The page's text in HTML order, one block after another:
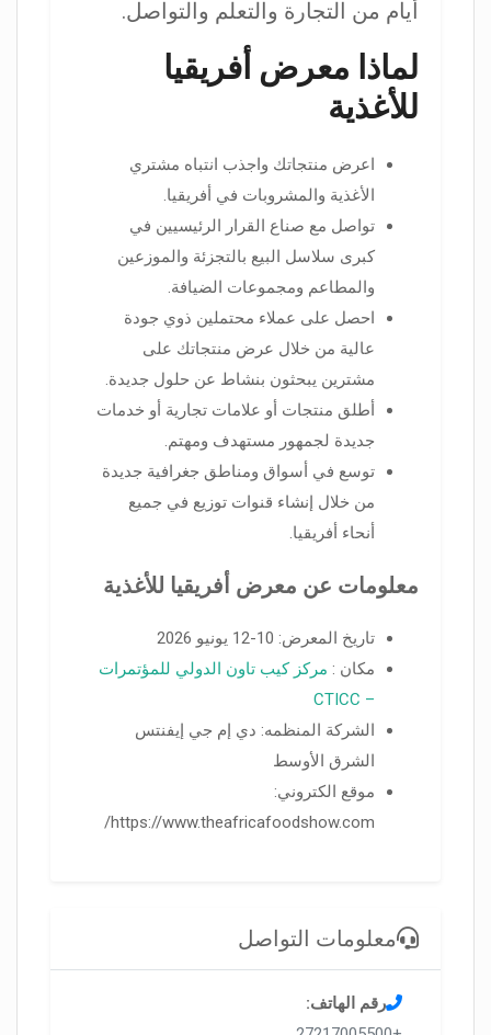
أيام من التجارة والتعلم والتواصل.
لماذا معرض أفريقيا
للأغذية
اعرض منتجاتك واجذب انتباه مشتري
الأغذية والمشروبات في أفريقيا.
تواصل مع صناع القرار الرئيسيين في
كبرى سلاسل البيع بالتجزئة والموزعين
والمطاعم ومجموعات الضيافة.
احصل على عملاء محتملين ذوي جودة
عالية من خلال عرض منتجاتك على
مشترين يبحثون بنشاط عن حلول جديدة.
أطلق منتجات أو علامات تجارية أو خدمات
جديدة لجمهور مستهدف ومهتم.
توسع في أسواق ومناطق جغرافية جديدة
من خلال إنشاء قنوات توزيع في جميع
أنحاء أفريقيا.
معلومات عن معرض أفريقيا للأغذية
تاريخ المعرض: 10-12 يونيو 2026
مكان : مركز كيب تاون الدولي للمؤتمرات
– CTICC
الشركة المنظمه: دي إم جي إيفنتس
الشرق الأوسط
موقع الكتروني:
https://www.theafricafoodshow.com/
معلومات التواصل
رقم الهاتف: